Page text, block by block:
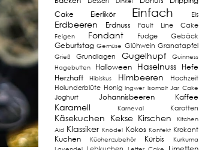
Cake
Eierlikör Einfach Eis
Erdbeeren Erdnuss Fault Line Cake
Feigen Fondant Fudge Gebäck
Geburtstag Gemüse Glühwein Granatapfel
Grieß Grundlagen Gugelhupf
Guinness
Hagebutten
Halloween Haselnuss
Hefe
Herzhaft
Hibiskus Himbeeren
Hochzeit
Holunderblüte Honig Ingwer Isomalt Jar Cake
Joghurt Johannisbeeren Kaffee
Karamell Karneval Karotten
Käsekuchen Kekse Kirschen
Kitchen
Aid Klassiker Knödel Kokos Konfekt Krokant
Kuchen Küchenzubehör Kürbis
Kurkuma